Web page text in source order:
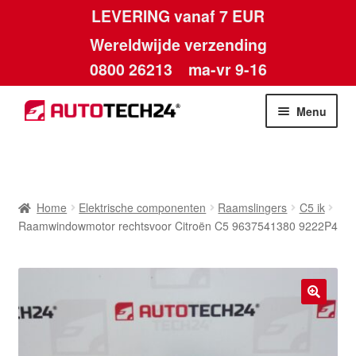
LEVERING vanaf 7 EUR
Wereldwijde verzending
0800 26213 ma-vr 9-16
Skip
to
Skip
to
Menu
Contact
Home Elektrische componenten Raamslingers
C5 ik
Raamwindowmotor rechtsvoor Citroën C5 9637541380 9222P4
🔍